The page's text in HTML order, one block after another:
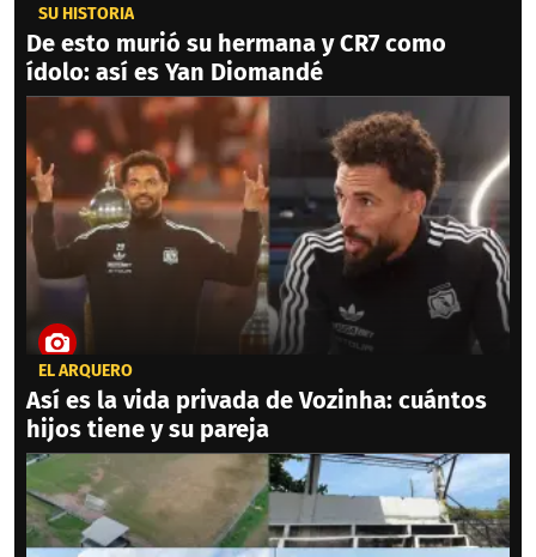
SU HISTORIA
De esto murió su hermana y CR7 como
ídolo: así es Yan Diomandé
EL ARQUERO
Así es la vida privada de Vozinha: cuántos
hijos tiene y su pareja